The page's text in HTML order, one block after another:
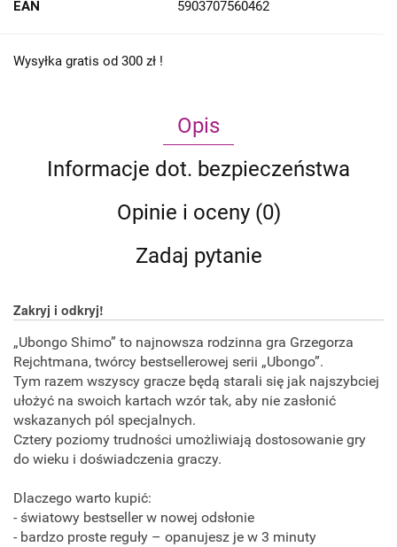
EAN 5903707560462
Wysyłka gratis od 300 zł !
Opis
Informacje dot. bezpieczeństwa
Opinie i oceny (0)
Zadaj pytanie
Zakryj i odkryj!
„Ubongo Shimo” to najnowsza rodzinna gra Grzegorza
Rejchtmana, twórcy bestsellerowej serii „Ubongo”.
Tym razem wszyscy gracze będą starali się jak najszybciej
ułożyć na swoich kartach wzór tak, aby nie zasłonić
wskazanych pól specjalnych.
Cztery poziomy trudności umożliwiają dostosowanie gry
do wieku i doświadczenia graczy.
Dlaczego warto kupić:
- światowy bestseller w nowej odsłonie
- bardzo proste reguły – opanujesz je w 3 minuty